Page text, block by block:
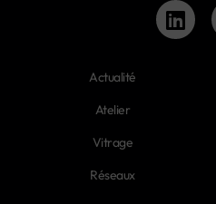
Actualité
Atelier
Vitrage
Réseaux